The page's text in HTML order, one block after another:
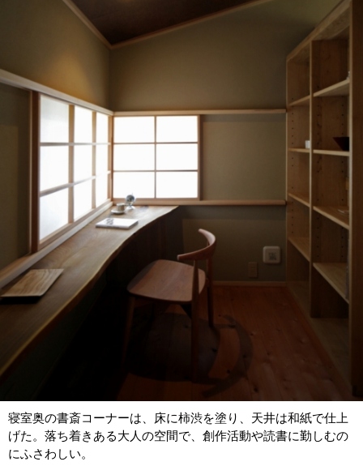
寝室奥の書斎コーナーは、床に柿渋を塗り、天井は和紙で仕上
げた。落ち着きある大人の空間で、創作活動や読書に勤しむの
にふさわしい。